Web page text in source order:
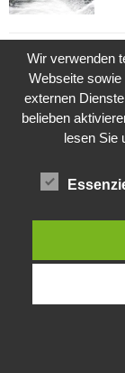
Die
Diese Website
Website stimmst du
Wir verwenden
Webseite
externen
belieben
lesen Sie